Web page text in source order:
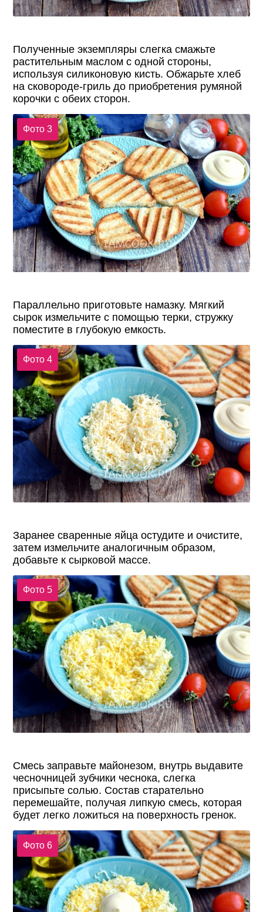
Полученные экземпляры слегка смажьте
растительным маслом с одной стороны,
используя силиконовую кисть. Обжарьте хлеб
на сковороде-гриль до приобретения румяной
корочки с обеих сторон.
Фото 3
Параллельно приготовьте намазку. Мягкий
сырок измельчите с помощью терки, стружку
поместите в глубокую емкость.
Фото 4
Заранее сваренные яйца остудите и очистите,
затем измельчите аналогичным образом,
добавьте к сырковой массе.
Фото 5
Смесь заправьте майонезом, внутрь выдавите
чесночницей зубчики чеснока, слегка
присыпьте солью. Состав старательно
перемешайте, получая липкую смесь, которая
будет легко ложиться на поверхность гренок.
Фото 6